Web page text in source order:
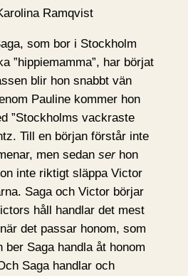
Ramqvist
som bor i Stockholm
”hippiemamma”, har börjat
blir hon snabbt vän
Pauline kommer hon
”Stockholms vackraste
Till en början förstår inte
men sedan serhon
inte riktigt släppa Victor
Saga och Victor börjar
håll handlar det mest
det passar honom, som
ber Saga handla åt honom
Saga handlar och